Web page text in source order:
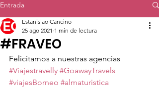
Entrada
#FRAVEO
Estanislao Cancino
25 ago 2021 1 min de lectura
Felicitamos a nuestras agencias
#Viajestravelly #GoawayTravels
#viajesBorneo #almaturistica